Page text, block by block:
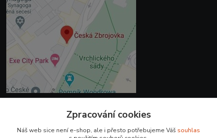
Zpracování cookies
Náš web sice není e-shop, ale i přesto potřebujeme Váš souhlas